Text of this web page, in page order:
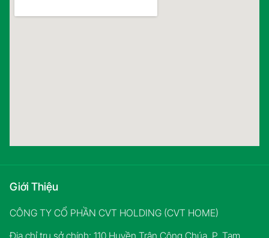
Giới Thiệu
CÔNG TY CỔ PHẦN CVT HOLDING (CVT HOME)